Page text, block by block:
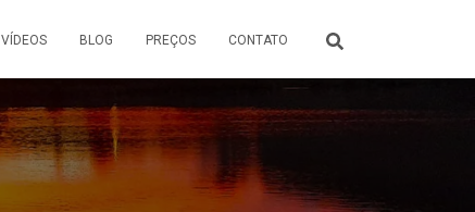
VÍDEOS BLOG PREÇOS CONTATO